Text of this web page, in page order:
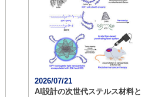
2026/07/21
AI設計の次世代ステルス材料と